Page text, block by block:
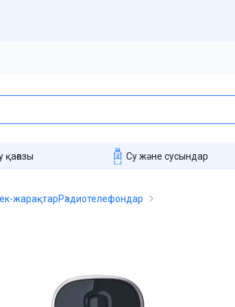
қағазы Су және сусындар
жарақтарРадиотелефондар